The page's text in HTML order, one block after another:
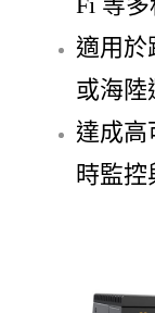
適用於
或海陸
達成高
時監